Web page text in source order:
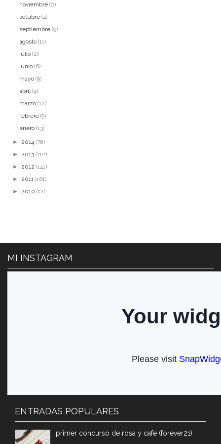
noviembre(2)
octubre(4)
septiembre(9)
agosto(11)
julio(2)
junio(6)
mayo(9)
abril(4)
marzo(12)
febrero(9)
enero(13)
► 2014 (78)
► 2013 (112)
► 2012 (141)
► 2011 (161)
► 2010 (12)
MI INSTAGRAM
ENTRADAS POPULARES
primer concurso de rosa y cafe (forever21)